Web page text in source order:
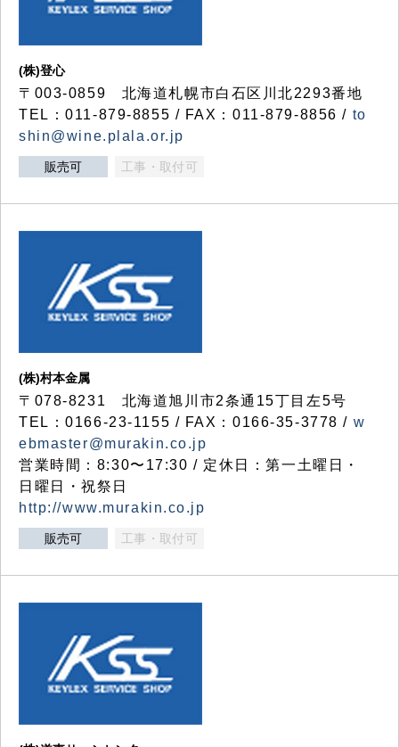
(株)登心
〒003-0859 北海道札幌市白石区川北2293番地
TEL：011-879-8855 / FAX：011-879-8856 / to
shin@wine.plala.or.jp
販売可 工事・取付可
(株)村本金属
〒078-8231 北海道旭川市2条通15丁目左5号
TEL：0166-23-1155 / FAX：0166-35-3778 / w
ebmaster@murakin.co.jp
営業時間：8:30〜17:30 / 定休日：第一土曜日・
日曜日・祝祭日
http://www.murakin.co.jp
販売可 工事・取付可